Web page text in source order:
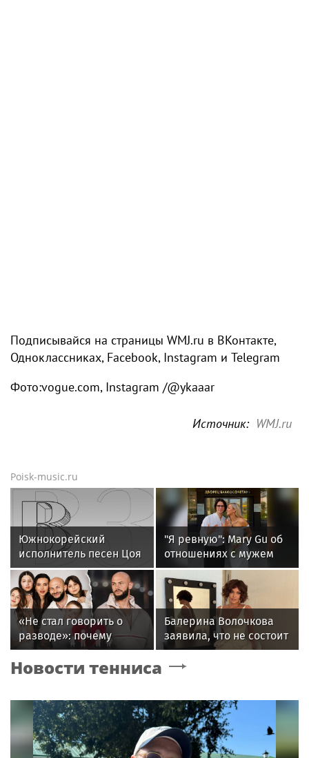
Подписывайся на страницы WMJ.ru в ВКонтакте,
Одноклассниках, Facebook, Instagram и Telegram
Фото:vogue.com, Instagram /@ykaaar
Источник: WMJ.ru
Poisk-music.ru
Южнокорейский
исполнитель песен Цоя
Сон Вон Соп захотел
провести отпуск в
России
"Я ревную": Mary Gu об
отношениях с мужем
«Не стал говорить о
разводе»: почему
Джиган после
расставания
Балерина Волочкова
заявила, что не состоит
в отношениях с
молодым журналистом
Новости тенниса